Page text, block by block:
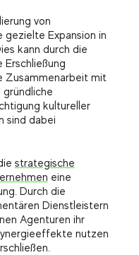
von
Expansion in
kann durch die
Zusammenarbeit mit
kultureller
sind dabei
strategische
eine
Durch die
Dienstleistern
Agenturen ihr
nutzen